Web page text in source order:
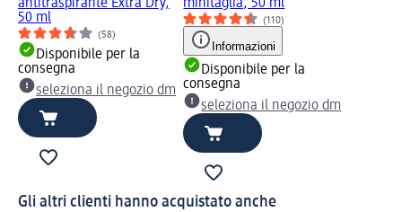
antitraspirante Extra Dry,
50 ml
(58)
Disponibile per la
consegna
seleziona il negozio dm
minitaglia, 50 ml
(110)
Informazioni
Disponibile per la
consegna
seleziona il negozio dm
Gli altri clienti hanno acquistato anche